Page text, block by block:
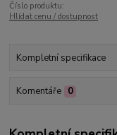
Číslo produktu:
Hlídat cenu / dostupnost
Kompletní specifikace
Komentáře 0